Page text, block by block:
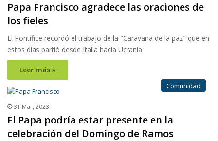
Papa Francisco agradece las oraciones de
los fieles
El Pontífice recordó el trabajo de la "Caravana de la paz" que en
estos días partió desde Italia hacia Ucrania
Leer más »
Comunidad
31 Mar, 2023
El Papa podría estar presente en la
celebración del Domingo de Ramos